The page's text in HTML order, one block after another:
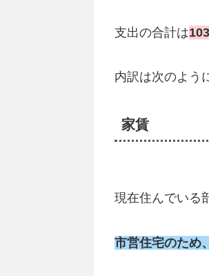
支出の合計は
内訳は次のよう
家賃
現在住んでいる
市営住宅のため